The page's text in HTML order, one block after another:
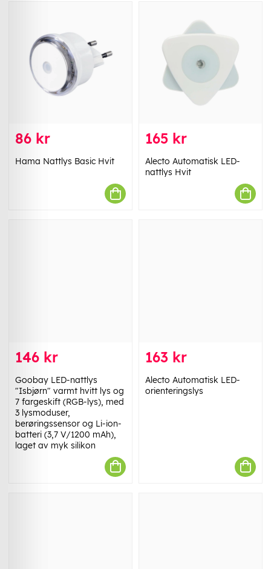
86 kr
Hama Nattlys Basic Hvit
165 kr
Alecto Automatisk LED-
nattlys Hvit
146 kr
Goobay LED-nattlys
"Isbjørn" varmt hvitt lys og
7 fargeskift (RGB-lys), med
3 lysmoduser,
berøringssensor og Li-ion-
batteri (3,7 V/1200 mAh),
laget av myk silikon
163 kr
Alecto Automatisk LED-
orienteringslys